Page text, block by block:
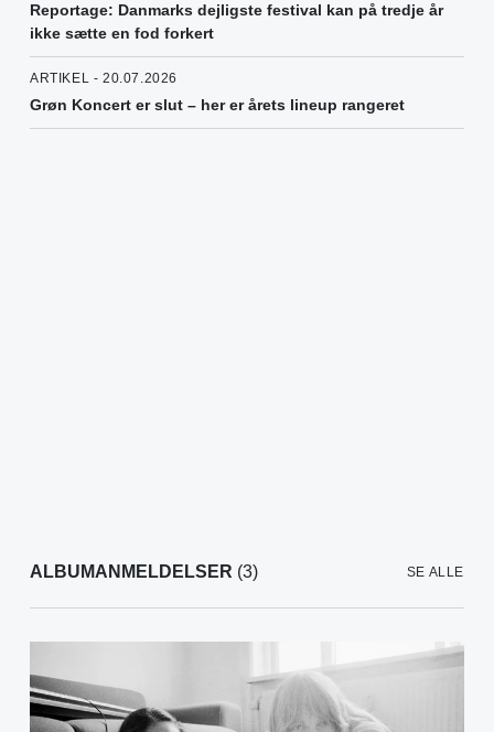
Reportage: Danmarks dejligste festival kan på tredje år
ikke sætte en fod forkert
ARTIKEL - 20.07.2026
Grøn Koncert er slut – her er årets lineup rangeret
ALBUMANMELDELSER (3) SE ALLE